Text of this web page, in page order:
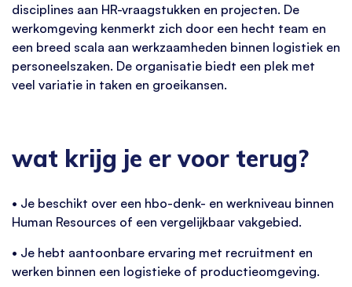
disciplines aan HR-vraagstukken en projecten. De
werkomgeving kenmerkt zich door een hecht team en
een breed scala aan werkzaamheden binnen logistiek en
personeelszaken. De organisatie biedt een plek met
veel variatie in taken en groeikansen.
wat krijg je er voor terug?
• Je beschikt over een hbo-denk- en werkniveau binnen
Human Resources of een vergelijkbaar vakgebied.
• Je hebt aantoonbare ervaring met recruitment en
werken binnen een logistieke of productieomgeving.